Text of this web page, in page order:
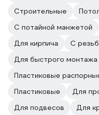
Строительные
С потайной манжетой
Для кирпича
С
Для быстрого
Пластиковые
Пластиковые
Для
Для подвесов
Для